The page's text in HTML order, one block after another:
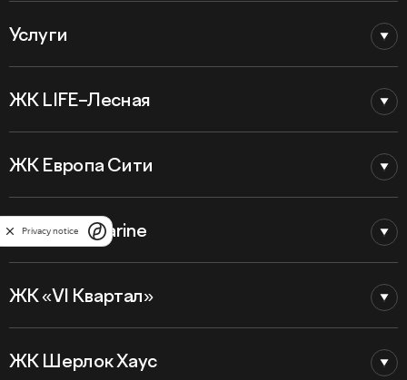
Услуги
ЖК LIFE–Лесная
ЖК Европа Сити
ЖК Astra Marine
ЖК «VI Квартал»
ЖК Шерлок Хаус
Privacy notice